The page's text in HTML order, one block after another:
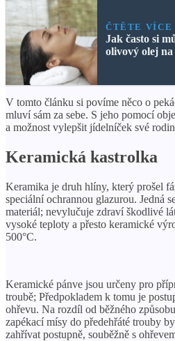
ČTĚTE VÍCE
Jak často si
olivový olej na
V tomto článku si povíme něco o
mluví sám za sebe. S jeho pomocí
a možnost vylepšit jídelníček své
Keramická kastrolka
Keramika je druh hlíny, který prošel
speciální ochrannou glazurou. Jedná
materiál; nevylučuje zdraví škodlivé
vysoké teploty a přesto keramické
500°C.
Keramické pánve jsou určeny pro
troubě; Předpokladem k tomu je
ohřevu. Na rozdíl od běžného
zapékací mísy do předehřáté trouby
zahřívat postupně, souběžně s